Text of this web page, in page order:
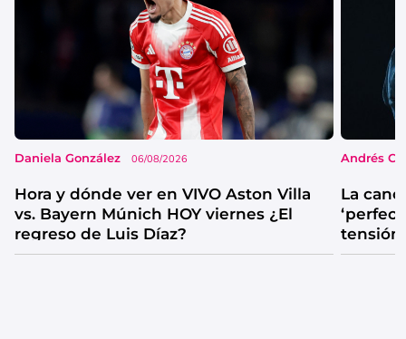
Daniela González 06/08/2026
Hora y dónde ver en VIVO Aston Villa
vs. Bayern Múnich HOY viernes ¿El
regreso de Luis Díaz?
Andrés
La
tensión
catarsis